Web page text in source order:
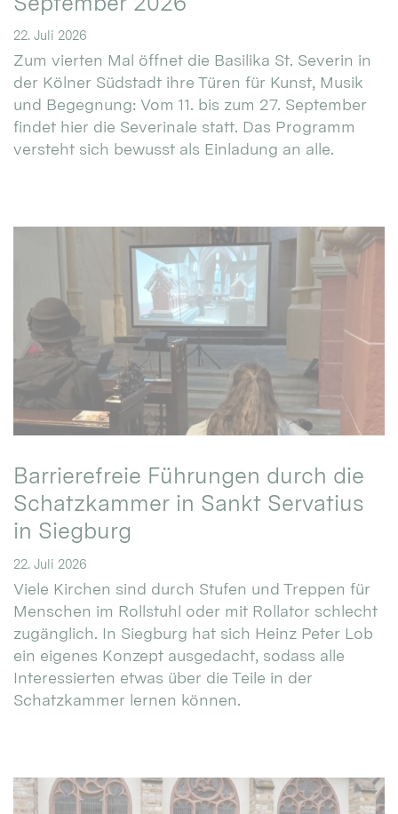
22. Juli 2026
Zum vierten Mal öffnet die Basilika St. Severin in
der Kölner Südstadt ihre Türen für Kunst, Musik
und Begegnung: Vom 11. bis zum 27. September
findet hier die Severinale statt. Das Programm
versteht sich bewusst als Einladung an alle.
Barrierefreie Führungen durch die
Schatzkammer in Sankt Servatius
in Siegburg
22. Juli 2026
Viele Kirchen sind durch Stufen und Treppen für
Menschen im Rollstuhl oder mit Rollator schlecht
zugänglich. In Siegburg hat sich Heinz Peter Lob
ein eigenes Konzept ausgedacht, sodass alle
Interessierten etwas über die Teile in der
Schatzkammer lernen können.